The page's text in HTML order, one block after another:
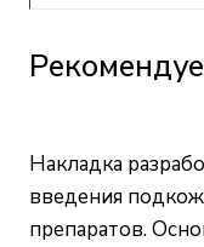
Накладка
введения
препаратов.